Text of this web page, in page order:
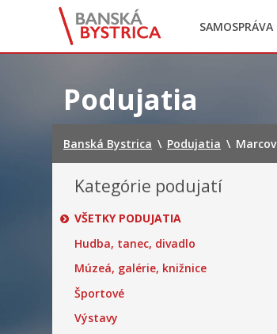
SAMOSPRÁVA
Oznamy
Mladí BB
Head of
Podujatia
Banská Bystrica \ Podujatia \
Kategórie podujatí
VŠETKY PODUJATIA
Hudba, tanec, divadlo
Múzeá, galérie, knižnice
Športové
Výstavy